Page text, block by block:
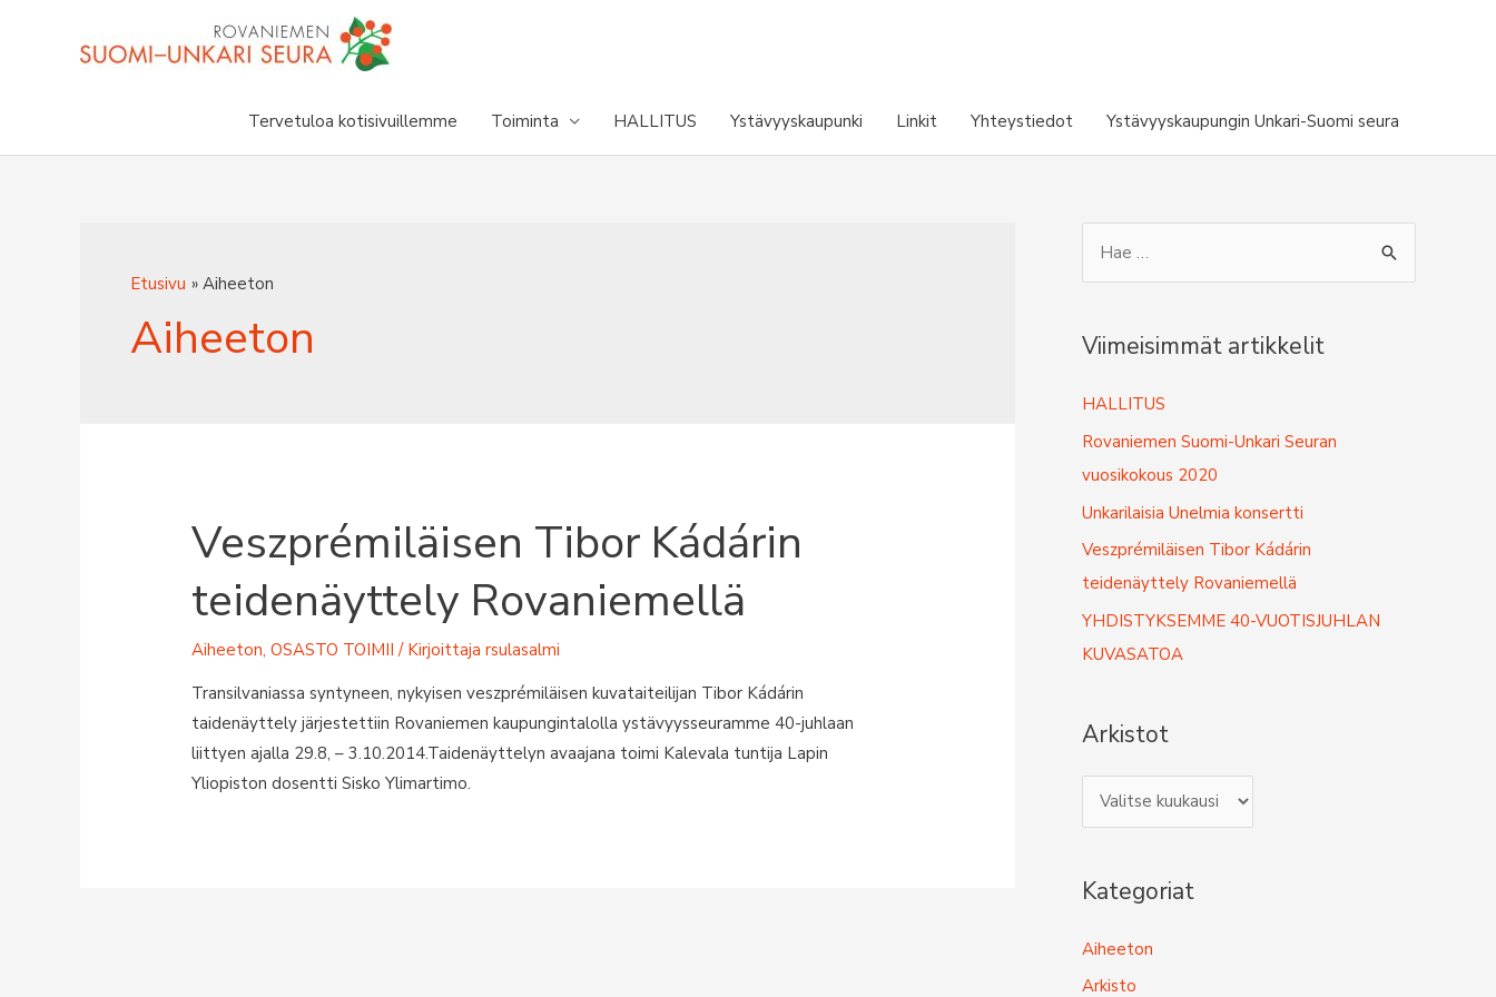
Tervetuloa kotisivuillemme Toiminta HALLITUS Ystävyyskaupunki Linkit Yhteystiedot Ystävyyskaupungin Unkari-Suomi seura
Etusivu Aiheeton
Aiheeton
Veszprémiläisen Tibor Kádárin
teidenäyttely Rovaniemellä
Aiheeton,OSASTO TOIMII / Kirjoittajarsulasalmi
Transilvaniassa syntyneen, nykyisen veszprémiläisen kuvataiteilijan Tibor Kádárin
taidenäyttely järjestettiin Rovaniemen kaupungintalolla ystävyysseuramme 40-juhlaan
liittyen ajalla 29.8, – 3.10.2014.Taidenäyttelyn avaajana toimi Kalevala tuntija Lapin
Yliopiston dosentti Sisko Ylimartimo.
r
h
f
o
r
:
Viimeisimmät artikkelit
HALLITUS
Rovaniemen Suomi-Unkari Seuran
vuosikokous 2020
Unkarilaisia Unelmia konsertti
Veszprémiläisen Tibor Kádárin
teidenäyttely Rovaniemellä
YHDISTYKSEMME 40-VUOTISJUHLAN
KUVASATOA
Arkistot
r
t
o
Kategoriat
Aiheeton
Arkisto